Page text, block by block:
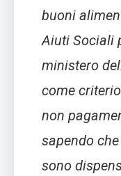
buoni
Aiuti Sociali
ministero
come
non
sapendo
sono